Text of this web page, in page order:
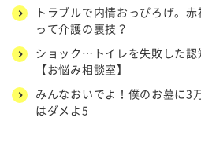
トラブルで内情おっぴろげ。
って介護の裏技？
ショック…トイレを失敗した
【お悩み相談室】
みんなおいでよ！僕のお墓に3
はダメよ5